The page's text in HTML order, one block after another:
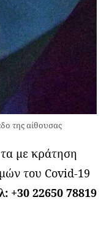
της αίθουσας
με κράτηση
του Covid-19
+30 22650 78819